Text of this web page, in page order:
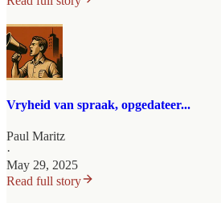
Vryheid van spraak, opgedateer...
Paul Maritz
·
May 29, 2025
Read full story